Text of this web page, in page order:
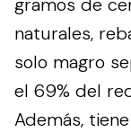
naturales,
solo magro
el 69% del
Además,